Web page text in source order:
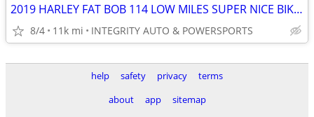
2019 HARLEY FAT BOB 114 LOW MILES SUPER NICE BIKE NO BS FEES HERE!!!!!
8/4 11k mi INTEGRITY AUTO & POWERSPORTS
help safety privacy
terms
about
app
sitemap